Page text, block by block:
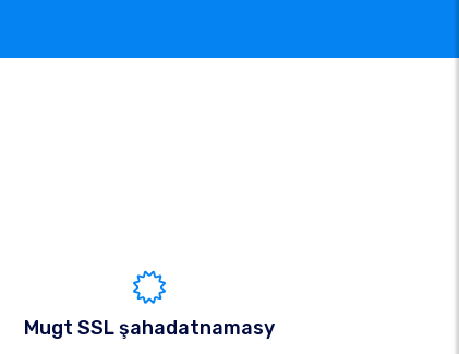
Mugt SSL şahadatnamasy